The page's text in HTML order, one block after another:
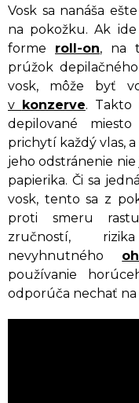
Vosk sa nanáša
na pokožku. Ak
forme roll-on, na
prúžok
vosk, môže byť
v konzerve. Takto
depilované
prichytí každý vlas,
jeho odstránenie
papierika. Či sa
vosk, tento sa z
proti smeru
zručností,
nevyhnutného
používanie
odporúča nechať